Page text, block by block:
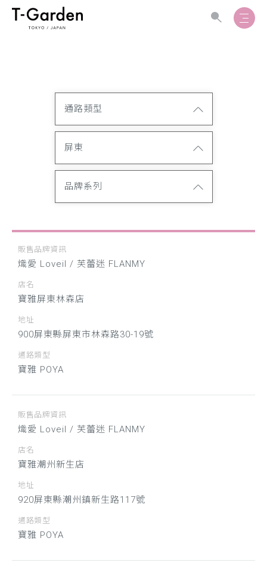
通路類型
屏東
品牌系列
販售品牌資訊
熾愛 Loveil / 芙蕾迷 FLANMY
店名
寶雅屏東林森店
地址
900屏東縣屏東市林森路30-19號
通路類型
寶雅 POYA
販售品牌資訊
熾愛 Loveil / 芙蕾迷 FLANMY
店名
寶雅潮州新生店
地址
920屏東縣潮州鎮新生路117號
通路類型
寶雅 POYA